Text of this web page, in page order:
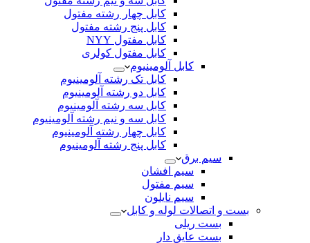
کابل چهار رشته مفتول
کابل پنج رشته مفتول
کابل مفتول NYY
کابل مفتول کولری
کابل آلومینیوم
کابل تک رشته آلومینیوم
کابل دو رشته آلومینیوم
کابل سه رشته آلومینیوم
کابل سه و نیم رشته آلومینیوم
کابل چهار رشته آلومینیوم
کابل پنج رشته آلومینیوم
سیم برق
سیم افشان
سیم مفتول
سیم نایلون
بست و اتصالات لوله و کابل
بست ریلی
بست عایق دار